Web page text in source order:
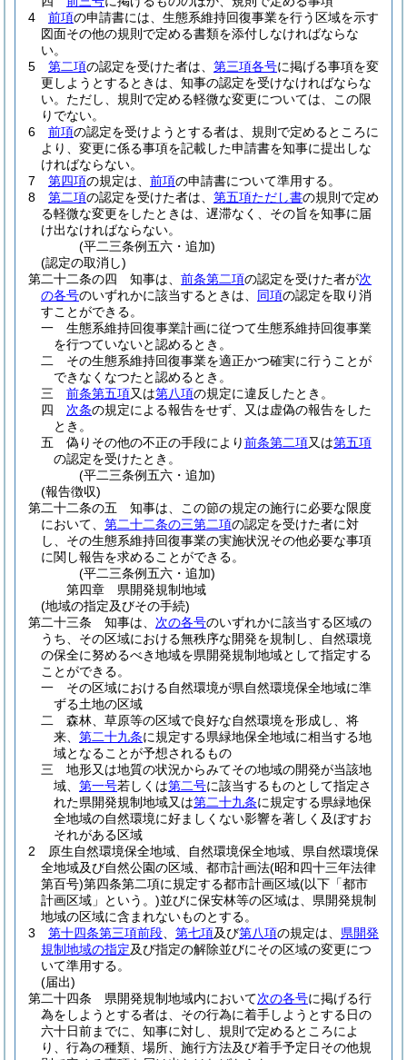
4
前項の申請書には、生態系維持回復事業を行う区域を示す
図面その他の規則で定める書類を添付しなければならな
い。
5
第二項の認定を受けた者は、 第三項各号に掲げる事項を変
更しようとするときは、知事の認定を受けなければならな
い。 ただし、規則で定める軽微な変更については、この限
りでない。
6
前項の認定を受けようとする者は、規則で定めるところに
より、変更に係る事項を記載した申請書を知事に提出しな
ければならない。
7
第四項の規定は、 前項の申請書について準用する。
8
第二項の認定を受けた者は、 第五項ただし書の規則で定め
る軽微な変更をしたときは、遅滞なく、その旨を知事に届
け出なければならない。
(平二三条例五六・追加)
(認定の取消し)
第二十二条の四
知事は、 前条第二項の認定を受けた者が次
の各号のいずれかに該当するときは、 同項の認定を取り消
すことができる。
一
生態系維持回復事業計画に従つて生態系維持回復事業
を行つていないと認めるとき。
二
その生態系維持回復事業を適正かつ確実に行うことが
できなくなつたと認めるとき。
三
前条第五項又は第八項の規定に違反したとき。
四
次条の規定による報告をせず、又は虚偽の報告をした
とき。
五
偽りその他の不正の手段により前条第二項又は第五項
の認定を受けたとき。
(平二三条例五六・追加)
(報告徴収)
第二十二条の五
知事は、この節の規定の施行に必要な限度
において、 第二十二条の三第二項の認定を受けた者に対
し、その生態系維持回復事業の実施状況その他必要な事項
に関し報告を求めることができる。
(平二三条例五六・追加)
第四章
県開発規制地域
(地域の指定及びその手続)
第二十三条
知事は、 次の各号のいずれかに該当する区域の
うち、その区域における無秩序な開発を規制し、自然環境
の保全に努めるべき地域を県開発規制地域として指定する
ことができる。
一
その区域における自然環境が県自然環境保全地域に準
ずる土地の区域
二
森林、草原等の区域で良好な自然環境を形成し、将
来、 第二十九条に規定する県緑地保全地域に相当する地
域となることが予想されるもの
三
地形又は地質の状況からみてその地域の開発が当該地
域、 第一号若しくは第二号に該当するものとして指定さ
れた県開発規制地域又は第二十九条に規定する県緑地保
全地域の自然環境に好ましくない影響を著しく及ぼすお
それがある区域
2
原生自然環境保全地域、自然環境保全地域、県自然環境保
全地域及び自然公園の区域、都市計画法(昭和四十三年法律
第百号)第四条第二項に規定する都市計画区域(以下「都市
計画区域」という。)並びに保安林等の区域は、県開発規制
地域の区域に含まれないものとする。
3
第十四条第三項前段 第七項及び第八項の規定は、 県開発
規制地域の指定及び指定の解除並びにその区域の変更につ
いて準用する。
(届出)
第二十四条
県開発規制地域内において次の各号に掲げる行
為をしようとする者は、その行為に着手しようとする日の
六十日前までに、知事に対し、規則で定めるところによ
り、行為の種類、場所、施行方法及び着手予定日その他規